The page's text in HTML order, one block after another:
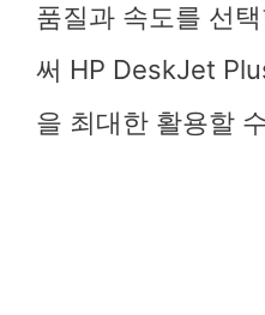
품질과 속도를 선
써 HP DeskJet
을 최대한 활용할